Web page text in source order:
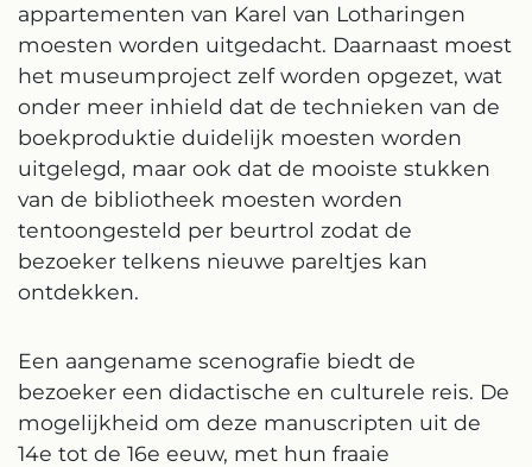
appartementen van Karel van Lotharingen
moesten worden uitgedacht. Daarnaast moest
het museumproject zelf worden opgezet, wat
onder meer inhield dat de technieken van de
boekproduktie duidelijk moesten worden
uitgelegd, maar ook dat de mooiste stukken
van de bibliotheek moesten worden
tentoongesteld per beurtrol zodat de
bezoeker telkens nieuwe pareltjes kan
ontdekken.
Een aangename scenografie biedt de
bezoeker een didactische en culturele reis. De
mogelijkheid om deze manuscripten uit de
14e tot de 16e eeuw, met hun fraaie